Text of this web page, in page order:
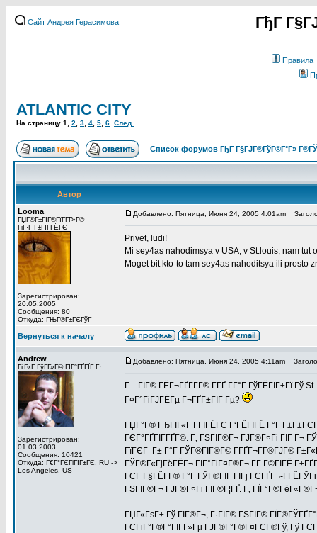
Сайт Андрея Герасимова ГђГ
Правила
ATLANTIC CITY
На страницу 1 2 3 4 5 6 След.
Список форумов ГђГ Г§ГЈГ®ГўГ®Г°Г»
Автор
Looma
ГЏГ®Г±ГІГ®ГїГ­Г­Г»Г©
ГіГ·Г Г±ГІГ­ГЁГЄ
Зарегистрирован:
20.05.2005
Сообщения: 80
Откуда: ГЊГ®Г±ГЄГўГ
Добавлено: Пятница, Июня 24, 2005 4:01am
Privet, ludi!
Mi sey4as nahodimsya v USA, v St.louis, nam
Moget bit kto-to tam sey4as nahoditsya ili prosto
Вернуться к началу
Andrew
ГѓГ«Г ГўГ­Г»Г© ГІГ°ГҐГЇГ Г·
Зарегистрирован:
01.03.2003
Сообщения: 10421
Откуда: Г€Г°ГЄГіГІГ±ГЄ, RU ->
Los Angeles, US
Добавлено: Пятница, Июня 24, 2005 4:11am
Г—ГІГ® ГЁГ¬ГҐГ­Г­Г® Г­ГҐ Г­Г°Г ГўГЁГІГ±Гї Гў
Г¤Г°ГіГЈГЁГµ Г¬ГҐГ±ГІГ Гµ?
ГЏГ°Г® ГЂГІГ«Г Г­ГІГЁГЄ Г‘ГЁГІГЁ Г°Г
ГЄГ°ГҐГІГ­ГҐГ©. Г‚ ГЅГІГ®Г¬ ГЈГ®Г¤Гі ГІГ Г¬
ГїГЄГ Г± Г°Г ГЎГ®ГІГ®Г© Г­ГҐГ¬Г­Г®ГЈГ®
ГЎГ®Г«ГјГёГЁГ¬ ГІГ°ГіГ¤Г®Г¬ Г­Г Г©ГІГЁ
ГЄГ Г§ГЁГ­Г® Г°Г ГЎГ®ГІГ ГІГј ГЄГҐГ¬-
ГЅГІГ®Г¬ ГЈГ®Г¤Гі ГІГ®Г¦ГҐ. Г‚
ГЏГ«ГѕГ± Гў ГІГ®Г¬, Г·ГІГ® ГЅГІГ®
ГЄГіГ°Г®Г°ГІГ­Г»Гµ ГЈГ®Г°Г®Г¤ГЄГ®Гў, Гў